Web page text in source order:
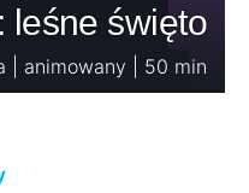
leśne święto
| animowany | 50 min